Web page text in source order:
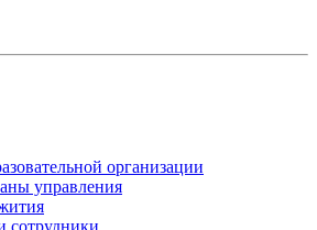
организации
управления
сотрудники